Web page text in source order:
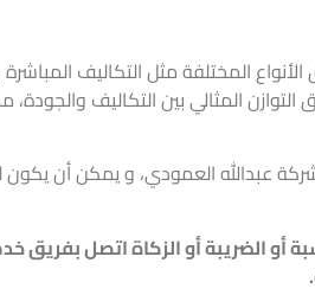
المختلفة مثلالتكاليف
المثالي بين التكاليف والجودة،
عبدالله العمودي، و يمكن أن يكون
أوالضريبةأوالزكاةاتصل بفريق